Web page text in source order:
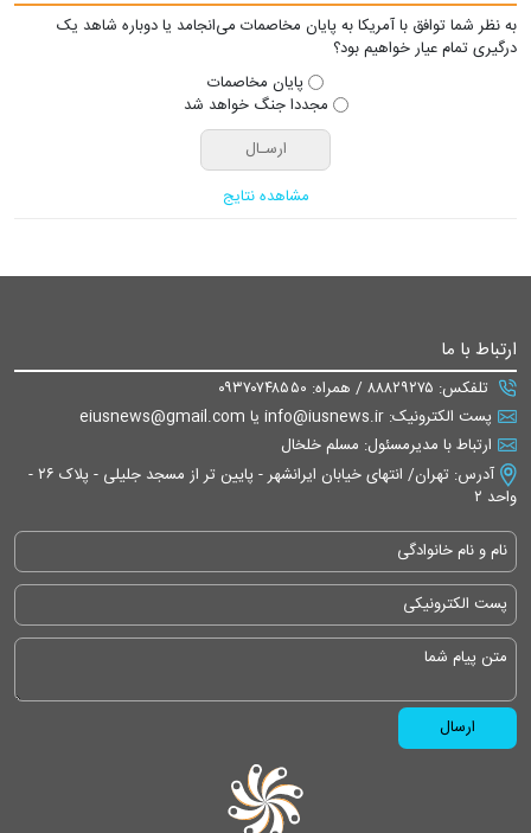
به نظر شما توافق با آمریکا به پایان مخاصمات می‌انجامد یا دوباره شاهد یک
درگیری تمام عیار خواهیم بود؟
پایان مخاصمات
مجددا جنگ خواهد شد
مشاهده نتایج
ارتباط با ما
تلفکس: ۸۸۸۲۹۲۷۵ / همراه: ۰۹۳۷۰۷۴۸۵۵۰
پست الکترونیک: info@iusnews.ir یا eiusnews@gmail.com
ارتباط با مدیرمسئول: مسلم خلخال
آدرس: تهران/ انتهای خیابان ایرانشهر - پایین تر از مسجد جلیلی - پلاک ۲۶ -
واحد ۲